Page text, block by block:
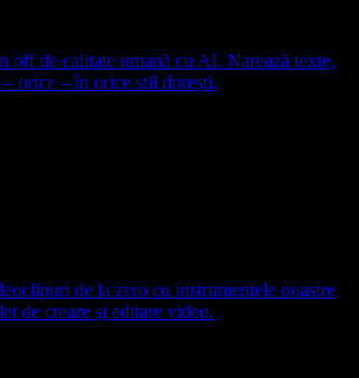
off de calitate umană cu AI. Narează texte,
orice – în orice stil dorești.
de la zero cu instrumentele noastre
de creare și editare video.